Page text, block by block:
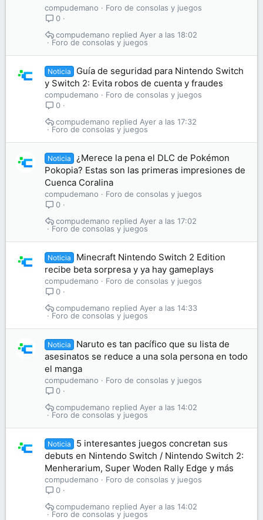
compudemano
Foro de consolas y juegos
0
Foro de consolas y juegos
Ayer a las 18:02
compudemano
Noticia
Guía de seguridad para Nintendo Switch
y Switch 2: Evita robos de cuenta y fraudes
compudemano
Foro de consolas y juegos
0
Foro de consolas y juegos
Ayer a las 17:32
compudemano
Noticia
¿Merece la pena el DLC de Pokémon
Pokopia? Estas son las primeras impresiones de
Cuenca Coralina
compudemano
Foro de consolas y juegos
0
Foro de consolas y juegos
Ayer a las 17:02
compudemano
Noticia
Minecraft Nintendo Switch 2 Edition
recibe beta sorpresa y ya hay gameplays
compudemano
Foro de consolas y juegos
0
Foro de consolas y juegos
Ayer a las 14:33
compudemano
Noticia
Naruto es tan pacífico que su lista de
asesinatos se reduce a una sola persona en todo
el manga
compudemano
Foro de consolas y juegos
0
Foro de consolas y juegos
Ayer a las 14:02
compudemano
Noticia
5 interesantes juegos concretan sus
debuts en Nintendo Switch / Nintendo Switch 2:
Menherarium, Super Woden Rally Edge y más
compudemano
Foro de consolas y juegos
0
Foro de consolas y juegos
Ayer a las 14:02
compudemano